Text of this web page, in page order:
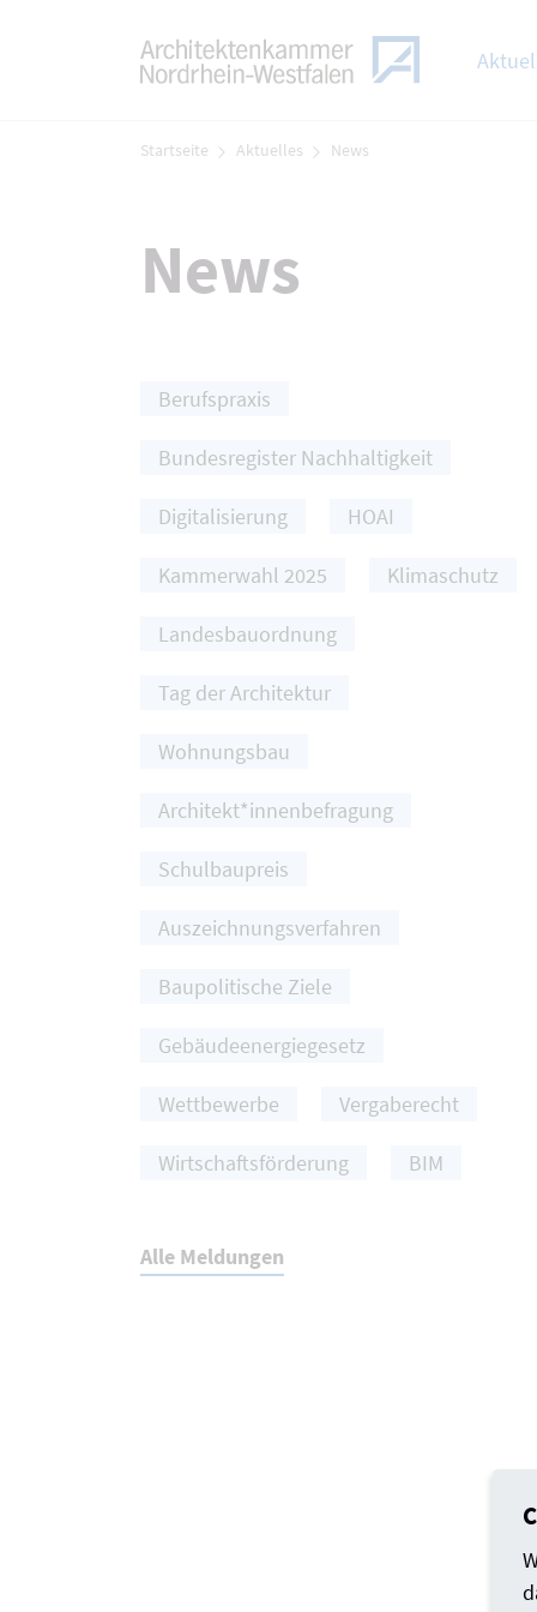
Startseite Aktuelles News
News
Klicken Sie hier, um die Navigation der
Berufspraxis
Bundesregister Nachhaltigkeit
Digitalisierung HOAI
Kammerwahl 2025 Klimaschutz
Landesbauordnung
Tag der Architektur
Wohnungsbau
Architekt*innenbefragung
Schulbaupreis
Auszeichnungsverfahren
Baupolitische Ziele
Gebäudeenergiegesetz
Wettbewerbe Vergaberecht
Wirtschaftsförderung BIM
Alle Meldungen